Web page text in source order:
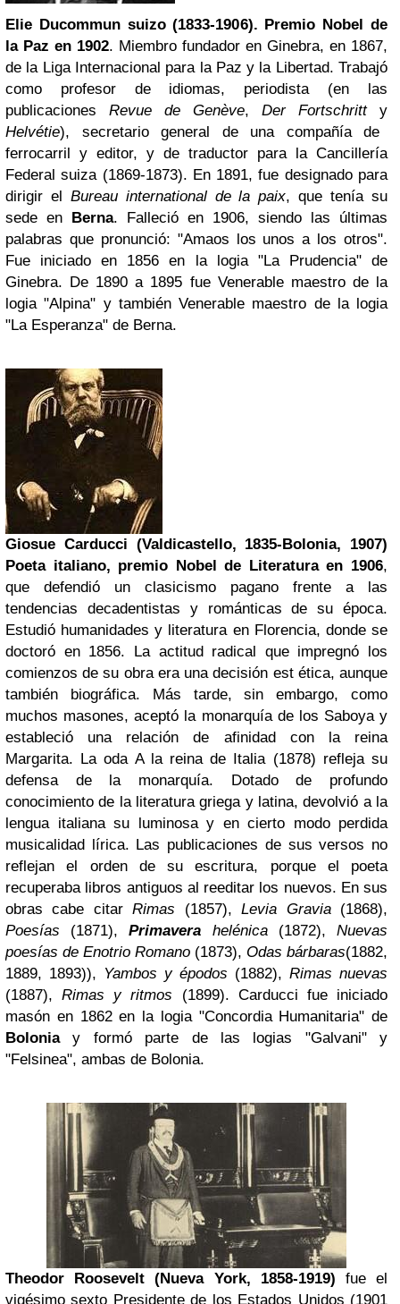
Elie Ducommun suizo (1833-1906). Premio Nobel de
la Paz en 1902. Miembro fundador en Ginebra, en 1867,
de la Liga Internacional para la Paz y la Libertad. Trabajó
como profesor de idiomas, periodista (en las
publicaciones Revue de Genève, Der Fortschritty
Helvétie), secretario general de una compañía de
ferrocarril y editor, y de traductor para la Cancillería
Federal suiza (1869-1873). En 1891, fue designado para
dirigir el Bureau international de la paix, que tenía su
sede en Berna. Falleció en 1906, siendo las últimas
palabras que pronunció: "Amaos los unos a los otros".
Fue iniciado en 1856 en la logia "La Prudencia" de
Ginebra. De 1890 a 1895 fue Venerable maestro de la
logia "Alpina" y también Venerable maestro de la logia
"La Esperanza" de Berna.
Giosue Carducci (Valdicastello, 1835-Bolonia, 1907)
Poeta italiano, premio Nobel de Literatura en 1906,
que defendió un clasicismo pagano frente a las
tendencias decadentistas y románticas de su época.
Estudió humanidades y literatura en Florencia, donde se
doctoró en 1856. La actitud radical que impregnó los
comienzos de su obra era una decisión est ética, aunque
también biográfica. Más tarde, sin embargo, como
muchos masones, aceptó la monarquía de los Saboya y
estableció una relación de afinidad con la reina
Margarita. La oda A la reina de Italia (1878) refleja su
defensa de la monarquía. Dotado de profundo
conocimiento de la literatura griega y latina, devolvió a la
lengua italiana su luminosa y en cierto modo perdida
musicalidad lírica. Las publicaciones de sus versos no
reflejan el orden de su escritura, porque el poeta
recuperaba libros antiguos al reeditar los nuevos. En sus
obras cabe citarRimas (1857),Levia Gravia(1868),
Poesías (1871),Primavera helénica(1872),Nuevas
poesías de Enotrio Romano (1873), Odas bárbaras(1882,
1889, 1893)), Yambos y épodos (1882), Rimas nuevas
(1887),Rimas y ritmos (1899). Carducci fue iniciado
masón en 1862 en la logia "Concordia Humanitaria" de
Boloniay formó parte de las logias "Galvani" y
"Felsinea", ambas de Bolonia.
Theodor Roosevelt (Nueva York, 1858-1919) fue el
vigésimo sexto Presidente de los Estados Unidos (1901